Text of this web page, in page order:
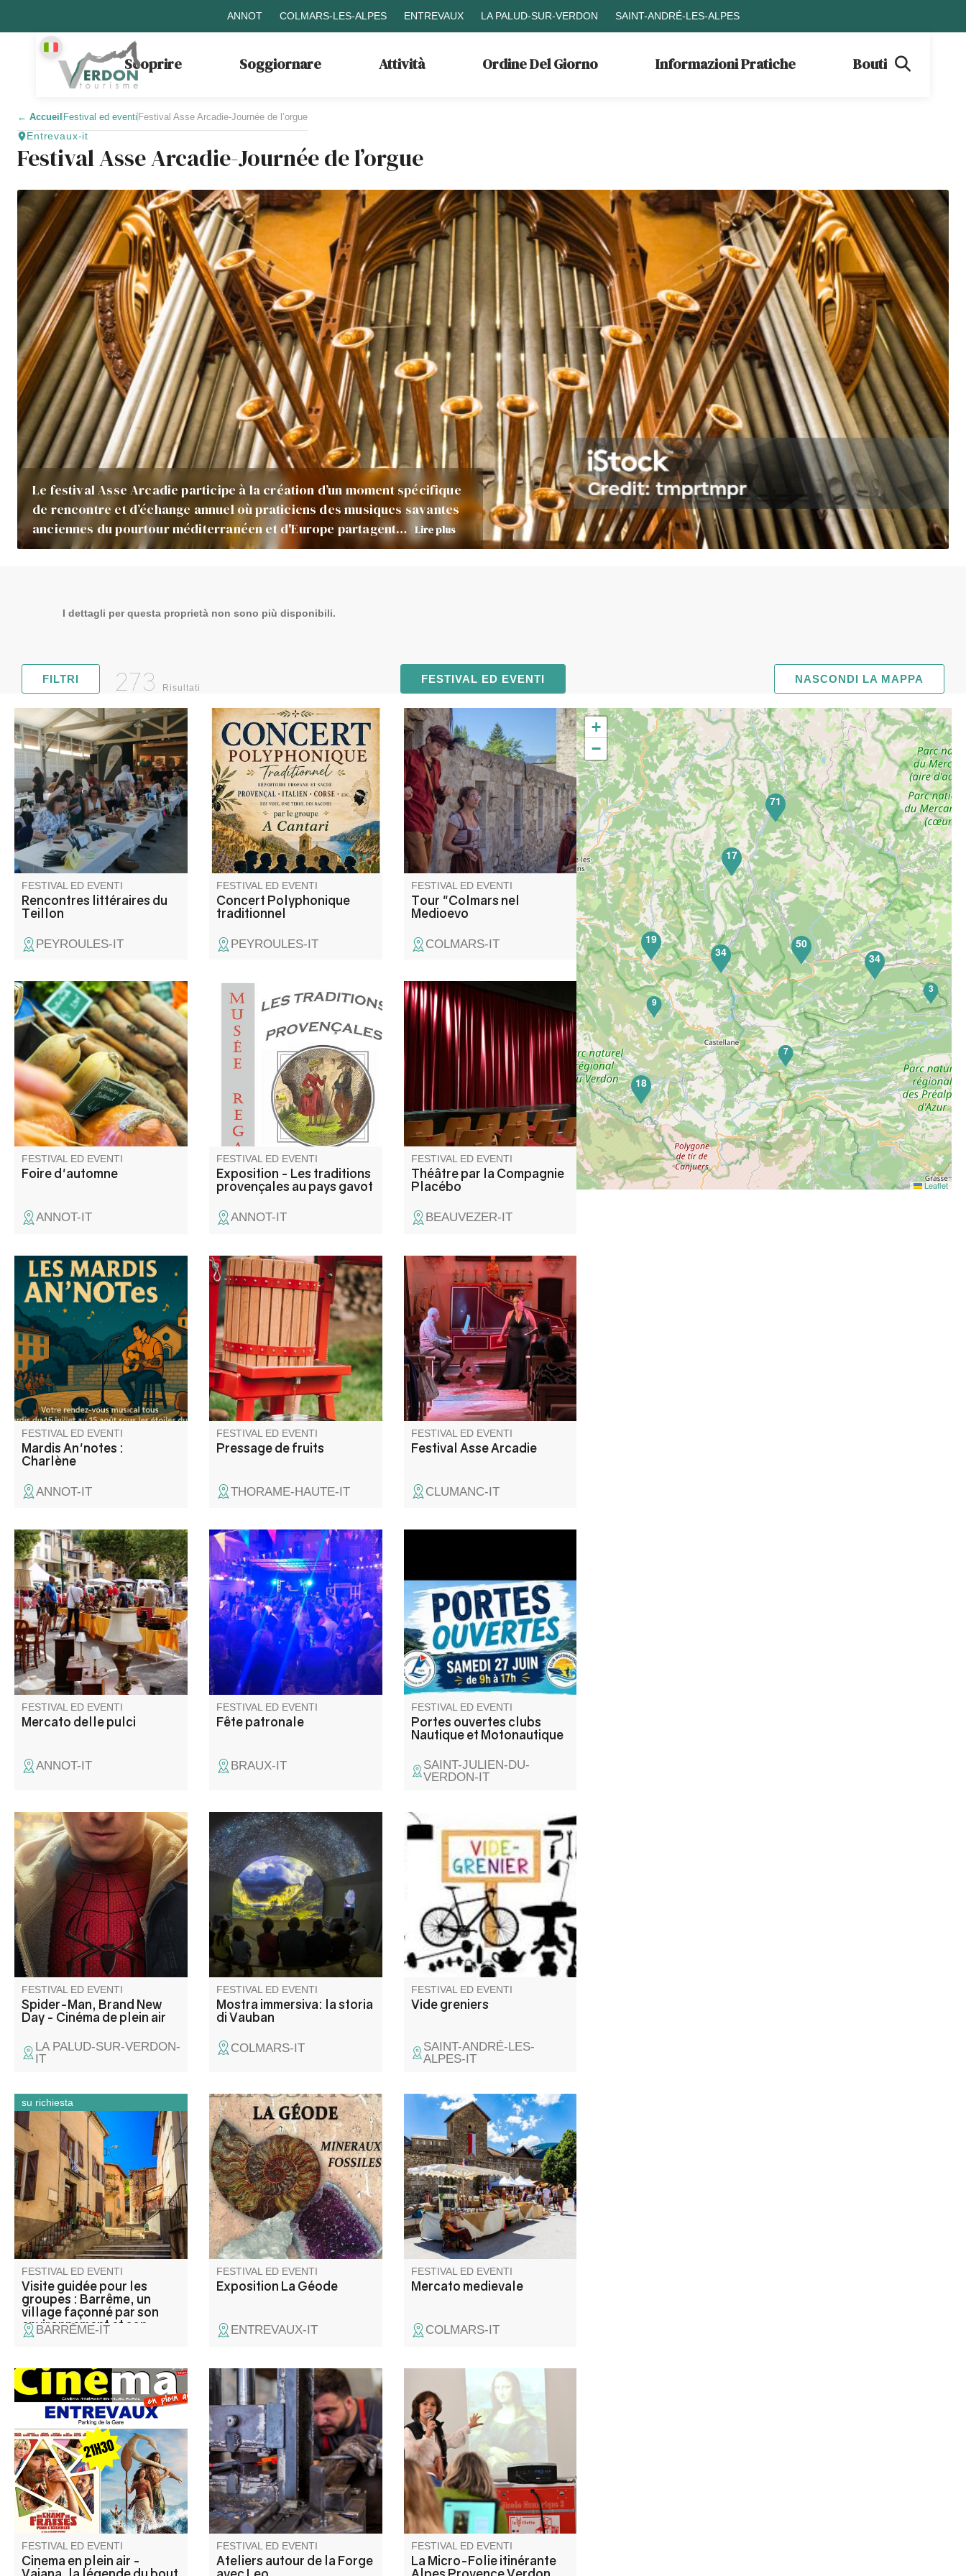
ANNOT COLMARS-LES-ALPES ENTREVAUX LA PALUD-SUR-VERDON SAINT-ANDRÉ-LES-ALPES
Scoprire Soggiornare Attività Ordine Del Giorno Informazioni Pratiche Boutique
← Accueil Festival ed eventi Festival Asse Arcadie-Journée de l’orgue
Entrevaux-it
Festival Asse Arcadie-Journée de l’orgue
Le festival Asse Arcadie participe à la création d’un moment spécifique
de rencontre et d’échange annuel où praticiens des musiques savantes
anciennes du pourtour méditerranéen et d'Europe partagent… Lire plus
I dettagli per questa proprietà non sono più disponibili.
FILTRI 273 Risultati
FESTIVAL ED EVENTI NASCONDI LA MAPPA
Fiera del libro con una vasta
gamma di autori. Incontri,
interviste, area lettura,
esposizione. Ristorazione in
loco.
FESTIVAL ED EVENTI
Rencontres littéraires du
Teillon
PEYROULES-IT
Concert de "A Cantari", un
groupe de chant traditionnel
polyphonique a capella riche
d'un répertoire de chants
sacrés et profanes.
FESTIVAL ED EVENTI
Concert Polyphonique
traditionnel
PEYROULES-IT
Animazione storica in costume,
musica e alessandrini, dedicata
alla storia medievale di
Colmars. Attraverso il museo e
la via coperta. Iscrivetevi a una
delle fasce orarie proposte.
FESTIVAL ED EVENTI
Tour "Colmars nel
Medioevo
COLMARS-IT
Les nombreux exposants
proposent tous produits.
FESTIVAL ED EVENTI
Foire d'automne
ANNOT-IT
Annot si trova nella regione del
Gavot. Vi invitiamo a scoprire le
ricchezze e le particolarità di
questa regione di montagna,
attraverso la sua lingua e le
sue tradizioni.
FESTIVAL ED EVENTI
Exposition - Les traditions
provençales au pays gavot
ANNOT-IT
La Compagnie Placebo
présente "Une heure et demie
de retard".
FESTIVAL ED EVENTI
Théâtre par la Compagnie
Placébo
BEAUVEZER-IT
Talent local et passionnée de
musique, Charlène interprète
avec sensibilité et talent les
plus belles chansons de
grandes artistes, notamment
Céline Dion. Elle propose un
répertoire varié qui mêle
émotion, convivialité, énergie et
bonne humeur.
FESTIVAL ED EVENTI
Mardis An'notes :
Charlène
ANNOT-IT
Une journée pour broyer,
presser, pasteuriser, échanger,
et partager sans modération !
FESTIVAL ED EVENTI
Pressage de fruits
THORAME-HAUTE-IT
Il festival Asse-Arcadie
contribuisce a creare uno
speciale luogo d'incontro
annuale in cui i praticanti della
musica d'arte antica
provenienti da tutto il
Mediterraneo e dall'Europa
possono condividere i frutti
della loro passione.
FESTIVAL ED EVENTI
Festival Asse Arcadie
CLUMANC-IT
Annot vi invita ad andare a
caccia di occasioni nella piazza
del mercato e nelle vie del
centro storico! Giocattoli,
oggetti decorativi, libri, vestiti...
Tra le bancarelle ci sarà
sicuramente l'articolo che
cercate.
FESTIVAL ED EVENTI
Mercato delle pulci
ANNOT-IT
C'est la Fête au village
FESTIVAL ED EVENTI
Fête patronale
BRAUX-IT
invitent à découvrir leurs
activités (paddle, aviron, kayak,
planche à voile, hobbycat,
wakeboard, ski nautique,
bouée tractées). Venez
nombreux
FESTIVAL ED EVENTI
Portes ouvertes clubs
Nautique et Motonautique
SAINT-JULIEN-DU-
VERDON-IT
Projection d'un film en plein air
: prévoyez un plaid, les soirées
sont fraîches à la Palud-sur-
Verdon... Possibilité d'amener
son transat également !
FESTIVAL ED EVENTI
Spider-Man, Brand New
Day - Cinéma de plein air
LA PALUD-SUR-VERDON-
IT
La sala delle guardie diventa
una superficie di proiezione
che mette in primo piano
paesaggi, scene di vita e la
costruzione dei forti... Uno
spettacolo di 20 minuti che
fornisce le chiavi di lettura del
villaggio fortificato e ne facilita
l'esplorazione.
FESTIVAL ED EVENTI
Mostra immersiva: la storia
di Vauban
COLMARS-IT
Venez chiner dans les rues et
places du village. Jouets,
objets de décoration, livres,
vêtements
FESTIVAL ED EVENTI
Vide greniers
SAINT-ANDRÉ-LES-
ALPES-IT
Barrême est un village façonné
par son territoire : la roche,
l’eau et les voies de passage.
Installé au confluent de trois
Asse, au pied du plateau Saint-
Jean, il s’est déplacé au fil des
siècles, du bourg perché
médiéval vers la vallée.
FESTIVAL ED EVENTI
Visite guidée pour les
groupes : Barrême, un
village façonné par son
environnement et son
histoire
su richiesta
BARRÊME-IT
Venez découvrir une exposition
de minéraux et fossiles au
coeur d'une ancienne bergerie.
FESTIVAL ED EVENTI
Exposition La Géode
ENTREVAUX-IT
Aromi, profumi, gioielli, lavori in
legno, in pelle, strumenti
musicali... Circa sessanta
espositori presentano creazioni
originali e artigianali.
FESTIVAL ED EVENTI
Mercato medievale
COLMARS-IT
Projection en plein air du film
Vaiana, la légende du bout du
monde.
FESTIVAL ED EVENTI
Cinema en plein air -
Dans l'ancienne forge de
Colmars, venez découvrir les
étapes de fabrication d'un
couteau de cordonnier.
Démonstration de forge et
échanges autour du métier
d’artisan-coutelier avec Léo
Nonnon "La Note frappée" .
FESTIVAL ED EVENTI
Ateliers autour de la Forge
La Micro-Folie itinérante Alpes
Provence Verdon s'installe à
Clumanc ! La Micro-Folie c'est
un musée numérique, un
espace de réalité virtuelle, un
fablab et une ludothèque. Une
programmation riche et ludique
vous attend pour petits et
grands.
FESTIVAL ED EVENTI
La Micro-Folie itinérante
18
7
3
9
19
34
50
34
17
71
+
−
Leaflet